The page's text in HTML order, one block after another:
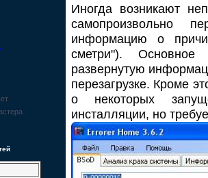
Иногда возникают
самопроизвольно
информацию о
сметри").
развернутую
перезагрузке. Кроме
о некоторых
инсталляции, но